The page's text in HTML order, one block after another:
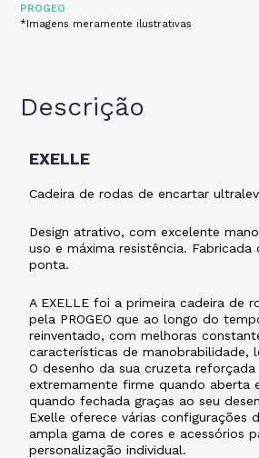
PROGEO
*Imagens meramente ilustrativas
Descrição
EXELLE
Cadeira de rodas de encartar
Design atrativo, com excelente
uso e máxima resistência.
ponta.
A EXELLE foi a primeira cadeira de
pela PROGEO que ao longo do
reinventado, com melhoras
características de manobrabilidade,
O desenho da sua cruzeta
extremamente firme quando aberta
quando fechada graças ao seu
Exelle oferece várias configurações
ampla gama de cores e acessórios
personalização individual.